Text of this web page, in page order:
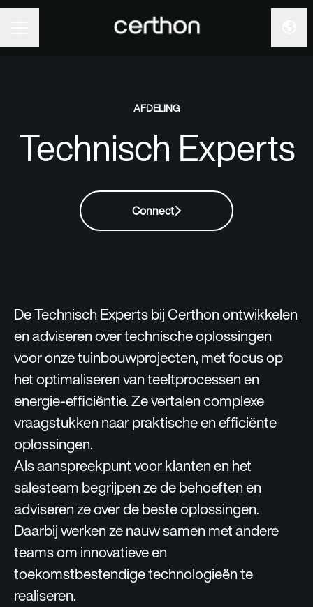
AFDELING
Technisch Experts
Connect
De Technisch Experts bij Certhon ontwikkelen
en adviseren over technische oplossingen
voor onze tuinbouwprojecten, met focus op
het optimaliseren van teeltprocessen en
energie-efficiëntie. Ze vertalen complexe
vraagstukken naar praktische en efficiënte
oplossingen.
Als aanspreekpunt voor klanten en het
salesteam begrijpen ze de behoeften en
adviseren ze over de beste oplossingen.
Daarbij werken ze nauw samen met andere
teams om innovatieve en
toekomstbestendige technologieën te
realiseren.